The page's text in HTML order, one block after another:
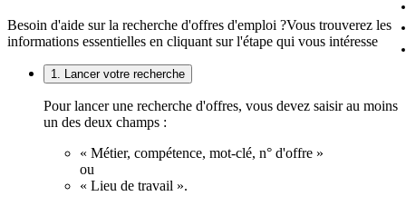
Besoin d'aide sur la recherche d'offres d'emploi ?Vous trouverez les
informations essentielles en cliquant sur l'étape qui vous intéresse
1. Lancer votre recherche
Pour lancer une recherche d'offres, vous devez saisir au moins
un des deux champs :
« Métier, compétence, mot-clé, n° d'offre »
ou
« Lieu de travail ».